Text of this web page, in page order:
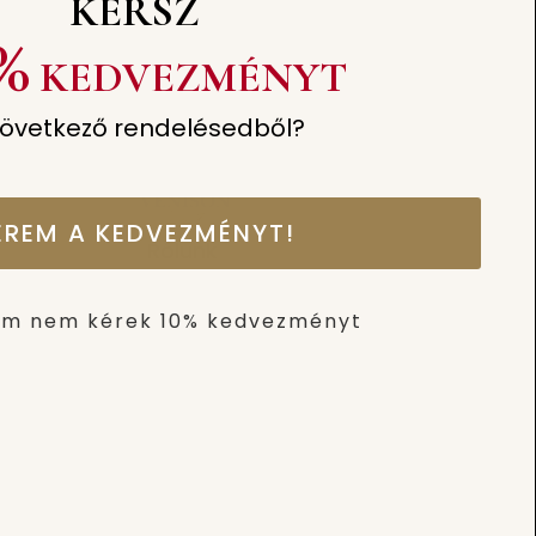
Rólunk
KÉRSZ
KEDVEZMÉNYT
rendelésedből?
A KEDVEZMÉNYT!
nem kérek 10% kedvezményt